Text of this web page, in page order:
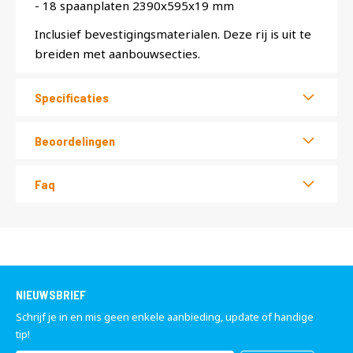
- 18 spaanplaten 2390x595x19 mm
Inclusief bevestigingsmaterialen. Deze rij is uit te
breiden met aanbouwsecties.
Specificaties
Beoordelingen
Faq
NIEUWSBRIEF
Schrijf je in en mis geen enkele aanbieding, update of handige
tip!